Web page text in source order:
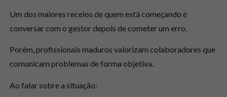
Um dos maiores receios de quem está começando é
conversar com o gestor depois de cometer um erro.
Porém, profissionais maduros valorizam colaboradores que
comunicam problemas de forma objetiva.
Ao falar sobre a situação: